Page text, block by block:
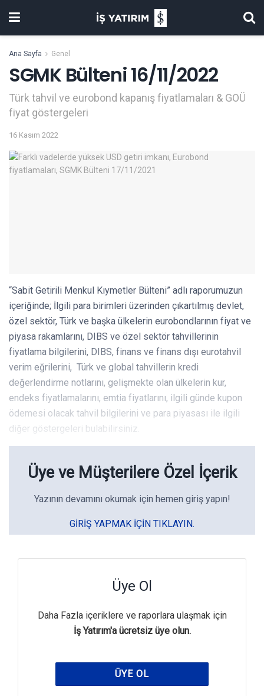
Ana Sayfa Genel
SGMK Bülteni 16/11/2022
Türk tahvil ve eurobond kapanış fiyatlamaları & GOÜ
fiyat göstergeleri
16 Kasım 2022
“Sabit Getirili Menkul Kıymetler Bülteni” adlı raporumuzun
içeriğinde; İlgili para birimleri üzerinden çıkartılmış devlet,
özel sektör, Türk ve başka ülkelerin eurobondlarının fiyat ve
piyasa rakamlarını, DIBS ve özel sektör tahvillerinin
fiyatlama bilgilerini, DIBS, finans ve finans dışı eurotahvil
verim eğrilerini, Türk ve global tahvillerin kredi
değerlendirme notlarını, gelişmekte olan ülkelerin kur,
endeks fiyatlamalarını, emtia fiyatlarını, ilgili günde kupon
ödemesi olacak tahvil bilgilerini ve para piyasası ile ilgili
diğer göstergeleri bulabilirsiniz.
Üye ve Müşterilere Özel İçerik
Yazının devamını okumak için hemen giriş yapın!
GIRIŞ YAPMAK IÇIN TIKLAYIN.
Üye Ol
Daha Fazla içeriklere ve raporlara ulaşmak için
İş Yatırım'a ücretsiz üye olun.
ÜYE OL